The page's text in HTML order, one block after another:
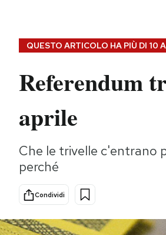
Idee
QUESTO ARTICOLO HA PIÙ DI 10
Referendum
aprile
Che le trivelle c'entrano
perché
Condividi